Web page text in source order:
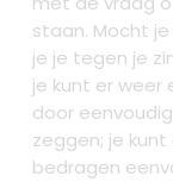
staan. Mocht
je je tegen je
je kunt er weer
door
zeggen; je
bedragen